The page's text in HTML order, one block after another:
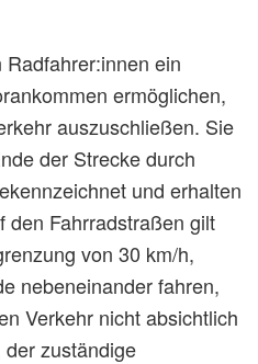
ein
ermöglichen,
auszuschließen. Sie
der Strecke durch
und erhalten
den Fahrradstraßen gilt
von 30 km/h,
nebeneinander fahren,
Verkehr nicht absichtlich
zuständige